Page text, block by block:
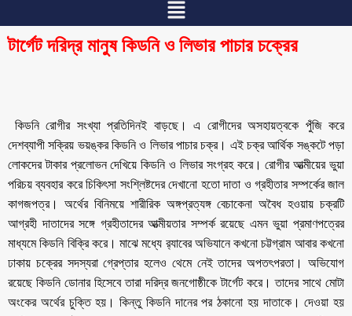
টার্গেট দরিদ্র মানুষ কিডনি ও লিভার পাচার চক্রের
কিডনি রোগীর সংখ্যা প্রতিদিনই বাড়ছে। এ রোগীদের অসহায়ত্বকে পুঁজি করে
দেশব্যাপী সক্রিয় ভয়ঙ্কর কিডনি ও লিভার পাচার চক্র। এই চক্র আর্থিক সঙ্কটে পড়া
লোকদের টাকার প্রলোভন দেখিয়ে কিডনি ও লিভার সংগ্রহ করে। রোগীর আত্মীয়ের ভুয়া
পরিচয় ব্যবহার করে চিকিৎসা সংশ্লিষ্টদের দেখানো হতো দাতা ও গ্রহীতার সম্পর্কের জাল
কাগজপত্র। অর্থের বিনিময়ে শারীরিক অঙ্গপ্রত্যঙ্গ বেচাকেনা অবৈধ হওয়ায় চক্রটি
আগ্রহী দাতাদের সঙ্গে গ্রহীতাদের আত্মীয়তার সম্পর্ক রয়েছে এমন ভুয়া প্রমাণপত্রের
মাধ্যমে কিডনি বিক্রি করে। মাঝে মধ্যে র‌্যাবের অভিযানে কখনো চট্টগ্রাম আবার কখনো
ঢাকায় চক্রের সদস্যরা গ্রেপ্তার হলেও থেমে নেই তাদের অপতৎপরতা। অভিযোগ
রয়েছে কিডনি ডোনার হিসেবে তারা দরিদ্র জনগোষ্ঠীকে টার্গেট করে। তাদের সাথে মোটা
অংকের অর্থের চুক্তি হয়। কিন্তু কিডনি দানের পর ঠকানো হয় দাতাকে। দেওয়া হয়